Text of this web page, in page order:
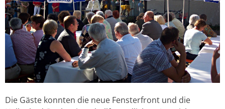
Die Gäste konnten die neue Fensterfront und die